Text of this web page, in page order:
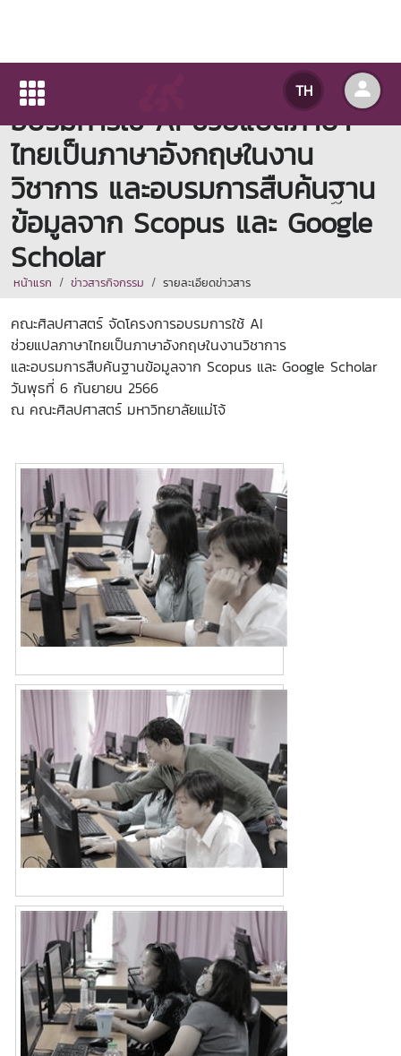
TH
คณะศิลปศาสตร์ จัดโครงการ
อบรมการใช้ AI ช่วยแปลภาษา
ไทยเป็นภาษาอังกฤษในงาน
วิชาการ และอบรมการสืบค้นฐาน
ข้อมูลจาก Scopus และ Google
Scholar
หน้าแรก ข่าวสารกิจกรรม รายละเอียดข่าวสาร
คณะศิลปศาสตร์ จัดโครงการอบรมการใช้ AI
ช่วยแปลภาษาไทยเป็นภาษาอังกฤษในงานวิชาการ
และอบรมการสืบค้นฐานข้อมูลจาก Scopus และ Google Scholar
วันพุธที่ 6 กันยายน 2566
ณ คณะศิลปศาสตร์ มหาวิทยาลัยแม่โจ้